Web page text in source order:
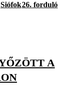
Siófok26. forduló
A